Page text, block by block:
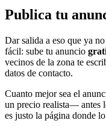
Publica tu
Dar salida a eso que ya
fácil: sube tu anuncio
vecinos de la zona te
datos de contacto.
Cuanto mejor sea el
un precio realista— antes
es justo la página donde